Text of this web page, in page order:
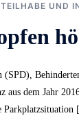
TEILHABE UND
(SPD),
aus dem Jahr